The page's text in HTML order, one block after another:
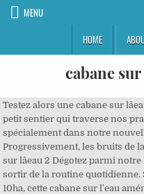
MENU
HOME
cabane
Testez alors une cabane sur
petit sentier qui traverse nos
spécialement dans notre
Progressivement, les bruits de la
sur lâeau 2 Dégotez parmi
sortir de la routine quotidienne.
10ha, cette cabane sur l'eau